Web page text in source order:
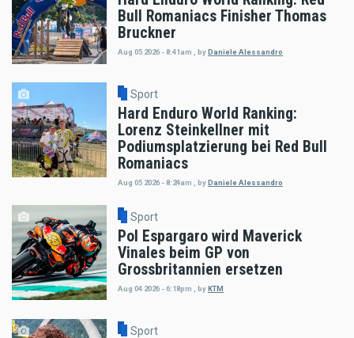
Bull Romaniacs Finisher Thomas
Bruckner
Aug 05 2026 - 8:41am , by Daniele Alessandro
Sport
Hard Enduro World Ranking:
Lorenz Steinkellner mit
Podiumsplatzierung bei Red Bull
Romaniacs
Aug 05 2026 - 8:24am , byDaniele Alessandro
Sport
Pol Espargaro wird Maverick
Vinales beim GP von
Grossbritannien ersetzen
Aug 04 2026 - 6:18pm byKTM
Sport